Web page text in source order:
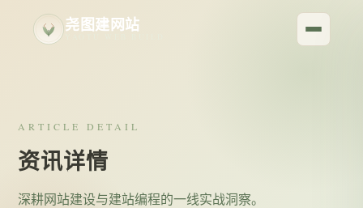
尧图建网站
ARTICLE DETAIL
资讯详情
深耕网站建设与建站编程的一线实战洞察。